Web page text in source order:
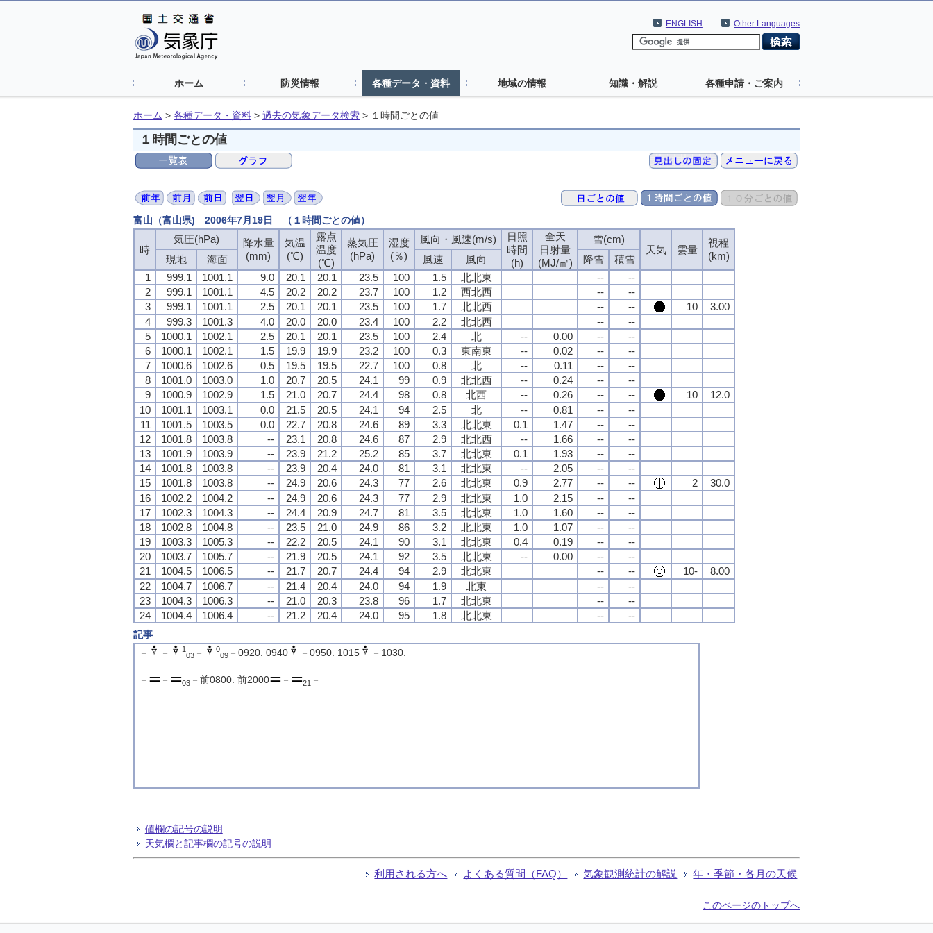
Other Languages
ENGLISH
ホーム 防災情報 各種データ・資料 地域の情報 知識・解説 各種申請・ご案内
ホーム > 各種データ・資料 > 過去の気象データ検索 > １時間ごとの値
１時間ごとの値
富山（富山県) 2006年7月19日 （１時間ごとの値）
時
気圧(hPa)
降水量
(mm)
気温
(℃)
露点
温度
(℃)
蒸気圧
(hPa)
湿度
(％)
風向・風速(m/s)
日照
時間
(h)
全天
日射量
(MJ/㎡)
雪(cm)
天気
雲量
視程
(km)
現地 海面 風速 風向 降雪
積雪
1
999.1 1001.1 9.0 20.1 20.1 23.5 100 1.5 北北東 --
--
2
999.1 1001.1 4.5 20.2 20.2 23.7 100 1.2 西北西 --
--
3
999.1 1001.1 2.5 20.1 20.1 23.5 100 1.7 北北西 -- -- 10
3.00
4
999.3 1001.3 4.0 20.0 20.0 23.4 100 2.2 北北西 --
--
5
1000.1 1002.1 2.5 20.1 20.1 23.5 100 2.4 北 -- 0.00 --
--
6
1000.1 1002.1 1.5 19.9 19.9 23.2 100 0.3 東南東 -- 0.02 --
--
7
1000.6 1002.6 0.5 19.5 19.5 22.7 100 0.8 北 -- 0.11 --
--
8
1001.0 1003.0 1.0 20.7 20.5 24.1 99 0.9 北北西 -- 0.24 --
--
9
1000.9 1002.9 1.5 21.0 20.7 24.4 98 0.8 北西 -- 0.26 -- -- 10
12.0
10
1001.1 1003.1 0.0 21.5 20.5 24.1 94 2.5 北 -- 0.81 --
--
11
1001.5 1003.5 0.0 22.7 20.8 24.6 89 3.3 北北東 0.1 1.47 --
--
12
1001.8 1003.8 -- 23.1 20.8 24.6 87 2.9 北北西 -- 1.66 --
--
13
1001.9 1003.9 -- 23.9 21.2 25.2 85 3.7 北北東 0.1 1.93 --
--
14
1001.8 1003.8 -- 23.9 20.4 24.0 81 3.1 北北東 -- 2.05 --
--
15
1001.8 1003.8 -- 24.9 20.6 24.3 77 2.6 北北東 0.9 2.77 -- -- 2
30.0
16
1002.2 1004.2 -- 24.9 20.6 24.3 77 2.9 北北東 1.0 2.15 --
--
17
1002.3 1004.3 -- 24.4 20.9 24.7 81 3.5 北北東 1.0 1.60 --
--
18
1002.8 1004.8 -- 23.5 21.0 24.9 86 3.2 北北東 1.0 1.07 --
--
19
1003.3 1005.3 -- 22.2 20.5 24.1 90 3.1 北北東 0.4 0.19 --
--
20
1003.7 1005.7 -- 21.9 20.5 24.1 92 3.5 北北東 -- 0.00 --
--
21
1004.5 1006.5 -- 21.7 20.7 24.4 94 2.9 北北東 -- -- 10-
8.00
22
1004.7 1006.7 -- 21.4 20.4 24.0 94 1.9 北東 --
--
23
1004.3 1006.3 -- 21.0 20.3 23.8 96 1.7 北北東 --
--
24
1004.4 1006.4 -- 21.2 20.4 24.0 95 1.8 北北東 -- --
記事
－
－ 1
03－ 0
09－0920. 0940 －0950. 1015 －1030.
－ － 03－前0800. 前2000 － 21 －
値欄の記号の説明
天気欄と記事欄の記号の説明
利用される方へ よくある質問（FAQ） 気象観測統計の解説 年・季節・各月の天候
このページのトップへ